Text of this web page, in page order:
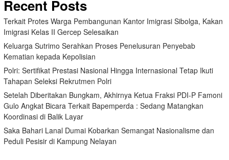
Recent Posts
Terkait Protes Warga Pembangunan Kantor Imigrasi Sibolga, Kakan
Imigrasi Kelas II Gercep Selesaikan
Keluarga Sutrimo Serahkan Proses Penelusuran Penyebab
Kematian kepada Kepolisian
Polri: Sertifikat Prestasi Nasional Hingga Internasional Tetap Ikuti
Tahapan Seleksi Rekrutmen Polri
Setelah Diberitakan Bungkam, Akhirnya Ketua Fraksi PDI-P Famoni
Gulo Angkat Bicara Terkait Bapemperda : Sedang Matangkan
Koordinasi di Balik Layar
Saka Bahari Lanal Dumai Kobarkan Semangat Nasionalisme dan
Peduli Pesisir di Kampung Nelayan